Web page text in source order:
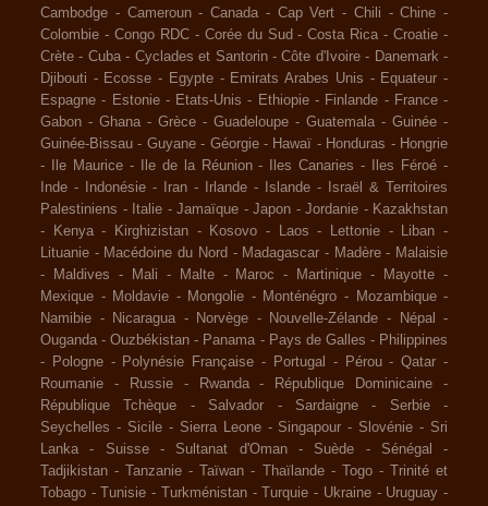
Cambodge - Cameroun - Canada - Cap Vert - Chili -Chine -
Colombie - Congo RDC - Corée du Sud -Costa Rica -Croatie -
Crète - Cuba - Cyclades et Santorin -Côte d'Ivoire - Danemark -
Djibouti - Ecosse - Egypte - Emirats Arabes Unis - Equateur -
Espagne - Estonie - Etats-Unis - Ethiopie - Finlande - France -
Gabon - Ghana - Grèce - Guadeloupe - Guatemala - Guinée -
Guinée-Bissau - Guyane - Géorgie - Hawaï - Honduras - Hongrie
-
Ile Maurice - Ile de la Réunion - Iles Canaries - Iles Féroé -
Inde - Indonésie - Iran - Irlande - Islande -
Israël & Territoires
Palestiniens - Italie - Jamaïque - Japon - Jordanie - Kazakhstan
-
Kenya - Kirghizistan - Kosovo - Laos - Lettonie - Liban -
Lituanie - Macédoine du Nord - Madagascar - Madère - Malaisie
-
Maldives - Mali - Malte - Maroc - Martinique - Mayotte -
Mexique - Moldavie - Mongolie - Monténégro - Mozambique -
Namibie - Nicaragua - Norvège - Nouvelle-Zélande - Népal
-
Ouganda -Ouzbékistan - Panama - Pays de Galles - Philippines
-
Pologne - Polynésie Française - Portugal - Pérou -Qatar -
Roumanie
- Russie - Rwanda - République Dominicaine
-
République Tchèque
- Salvador - Sardaigne - Serbie
-
Seychelles - Sicile - Sierra Leone - Singapour - Slovénie - Sri
Lanka
- Suisse - Sultanat d'Oman - Suède - Sénégal
-
Tadjikistan - Tanzanie - Taïwan - Thaïlande - Togo -
Trinité et
Tobago - Tunisie - Turkménistan - Turquie - Ukraine - Uruguay -